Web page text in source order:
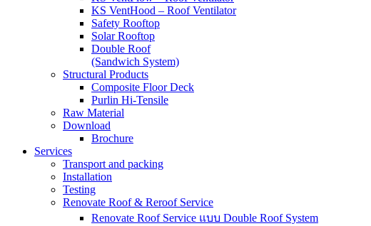
KS VentHood – Roof Ventilator
Safety Rooftop
Solar Rooftop
Double Roof
(Sandwich System)
Structural Products
Composite Floor Deck
Purlin Hi-Tensile
Raw Material
Download
Brochure
Services
Transport and packing
Installation
Testing
Renovate Roof & Reroof Service
Renovate Roof Service แบบ Double Roof System